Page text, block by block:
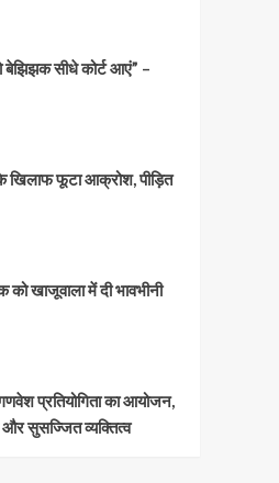
बेझिझक सीधे कोर्ट आएं” –
खिलाफ फूटा आक्रोश, पीड़ित
को खाजूवाला में दी भावभीनी
प्रतियोगिता का आयोजन,
और सुसज्जित व्यक्तित्व